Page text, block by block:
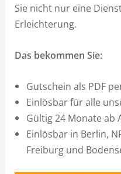
Sie nicht nur eine
Erleichterung.
Das bekommen Sie:
Gutschein als PDF
Einlösbar für alle
Gültig 24 Monate ab
Einlösbar in Berlin,
Freiburg und